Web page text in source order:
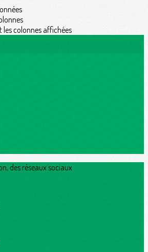
colonnes affichées
des réseaux sociaux